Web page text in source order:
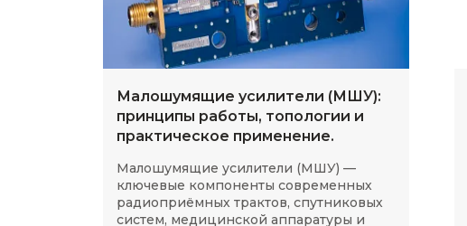
Малошумящие усилители (МШУ):
принципы работы, топологии и
практическое применение.
Малошумящие усилители (МШУ) —
ключевые компоненты современных
радиоприёмных трактов, спутниковых
систем, медицинской аппаратуры и